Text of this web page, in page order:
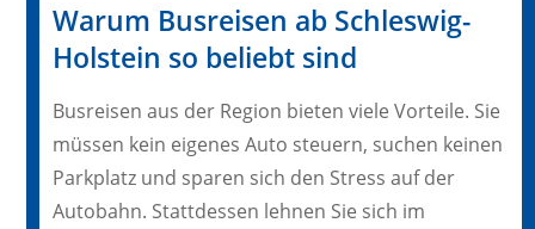
Warum Busreisen ab Schleswig-
Holstein so beliebt sind
Busreisen aus der Region bieten viele Vorteile. Sie
müssen kein eigenes Auto steuern, suchen keinen
Parkplatz und sparen sich den Stress auf der
Autobahn. Stattdessen lehnen Sie sich im